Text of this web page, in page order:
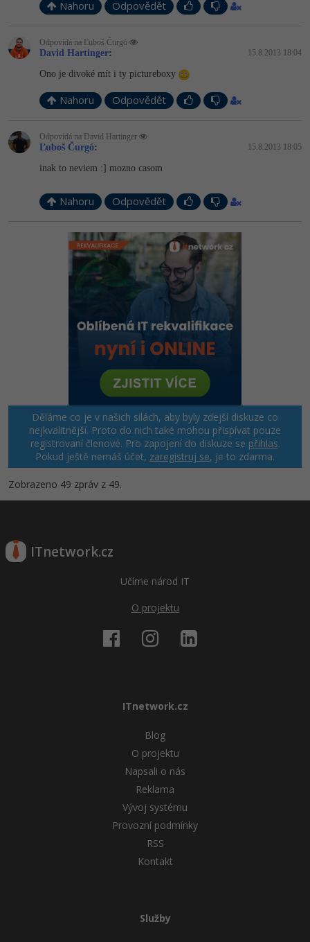
Nahoru Odpovědět
Odpovídá na Ľuboš Čurgó
David Hartinger: 15.8.2013 18:04
Ono je divoké mít i ty pictureboxy
Nahoru Odpovědět
Odpovídá na David Hartinger
Ľuboš Čurgó: 15.8.2013 18:05
inak to neviem :] mozno casom
Nahoru Odpovědět
Děláme co je v našich silách, aby byly zdejší diskuze co
nejkvalitnější. Proto do nich také mohou přispívat pouze
registrovaní členové. Pro zapojení do diskuze se přihlas.
Pokud ještě nemáš účet, zaregistruj se, je to zdarma.
Zobrazeno 49 zpráv z 49.
ITnetwork.cz
Učíme národ IT
O projektu
ITnetwork.cz
Blog
O projektu
Napsali o nás
Reklama
Vývoj systému
Provozní podmínky
RSS
Kontakt
Služby